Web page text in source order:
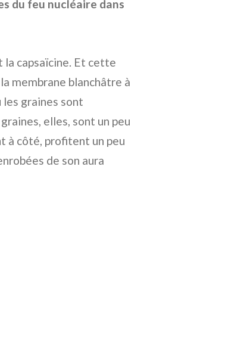
du feu nucléaire dans
la capsaïcine. Et cette
membrane blanchâtre à
graines sont
elles, sont un peu
à côté, profitent un peu
de son aura